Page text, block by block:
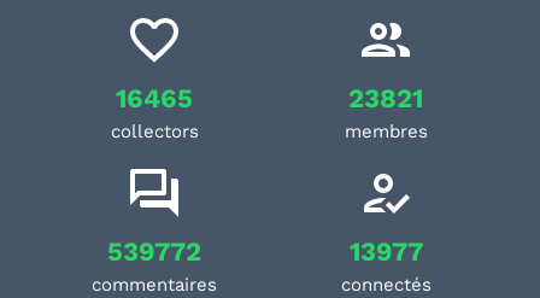
16465
collectors
23821
membres
539772
commentaires
13977
connectés